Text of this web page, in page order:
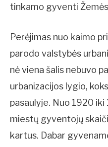
tinkamo gyventi
Perėjimas nuo kaimo
parodo valstybės
nė viena šalis nebuvo
urbanizacijos lygio,
pasaulyje. Nuo 1920
miestų gyventojų
kartus. Dabar